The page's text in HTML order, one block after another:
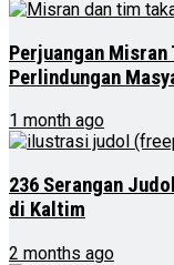
Perjuangan Misran
Perlindungan
1 month ago
236 Serangan
di Kaltim
2 months ago